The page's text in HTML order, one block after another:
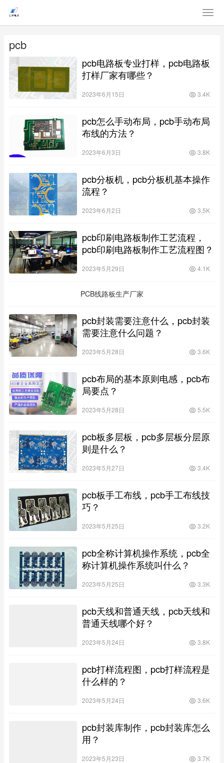
pcb
pcb电路板专业打样，pcb电路板
打样厂家有哪些？
2023年6月15日 3.4K
pcb怎么手动布局，pcb手动布局
布线的方法？
2023年6月3日 3.8K
pcb分板机，pcb分板机基本操作
流程？
2023年6月2日 3.5K
pcb印刷电路板制作工艺流程，
pcb印刷电路板制作工艺流程图？
2023年5月29日 4.1K
PCB线路板生产厂家
pcb封装需要注意什么，pcb封装
需要注意什么问题？
2023年5月28日 3.6K
pcb布局的基本原则电感，pcb布
局要点？
2023年5月28日 5.5K
pcb板多层板，pcb多层板分层原
则是什么？
2023年5月27日 3.4K
pcb板手工布线，pcb手工布线技
巧？
2023年5月25日 3.2K
pcb全称计算机操作系统，pcb全
称计算机操作系统叫什么？
2023年5月25日 3.3K
pcb天线和普通天线，pcb天线和
普通天线哪个好？
2023年5月24日 3.8K
pcb打样流程图，pcb打样流程是
什么样的？
2023年5月24日 3.6K
pcb封装库制作，pcb封装库怎么
用？
2023年5月23日 3.7K